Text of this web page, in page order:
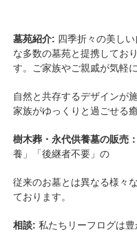
墓苑紹介: 四季折々の美し
な多数の墓苑と提携してお
す。ご家族やご親戚が気軽
自然と共存するデザインが
家族がゆっくりと過ごせる
樹木葬・永代供養墓の販売：
養」「後継者不要」の
従来のお墓とは異なる様々
ております。
相談: 私たちリーフログは